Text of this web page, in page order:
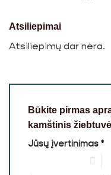
Atsiliepimai
Atsiliepimų dar nėra.
Būkite pirmas
kamštinis
Jūsų įvertinimas *